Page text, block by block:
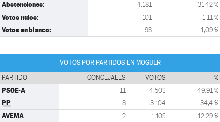
Abstenciones: 4.181 31,42 %
Votos nulos: 101 1,11 %
Votos en blanco: 98 1,09 %
VOTOS POR PARTIDOS EN MOGUER
PARTIDO CONCEJALES VOTOS %
PSOE-A 11 4.503 49,91 %
PP 8 3.104 34,4 %
AVEMA 2 1.109 12,29 %